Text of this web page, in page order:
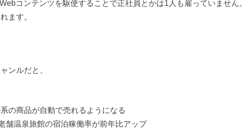
コンテンツを駆使することで正社員とかは1人も雇っていません。
ます。
ンルだと、
の商品が自動で売れるようになる
舗温泉旅館の宿泊稼働率が前年比アップ